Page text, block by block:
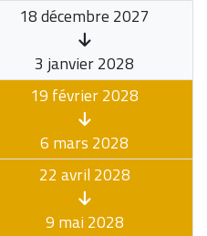
18 décembre 2027
3 janvier 2028
19 février 2028
6 mars 2028
22 avril 2028
9 mai 2028